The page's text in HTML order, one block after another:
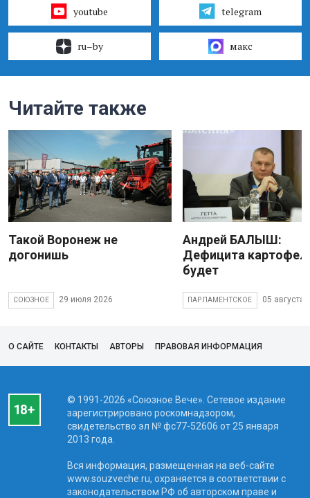
youtube telegram
ru–by макс
Читайте также
Такой Воронеж не
догонишь
СОЮЗНОЕ 29 июля 2026
Андрей БАЛЫШ:
Дефицита
будет
ПАРЛАМЕНТСКОЕ 05 августа
О САЙТЕ КОНТАКТЫ АВТОРЫ ПРАВОВАЯ ИНФОРМАЦИЯ
© 1991-2026 «Союзное Вече». Сетевое издание
зарегистрировано роскомнадзором,
свидетельство эл № фc77-52606 от 25 января
2013 года.
Вся информация, размещенная на веб-сайте
www.souzveche.ru, охраняется в соответствии с
законодательством РФ об авторском праве и